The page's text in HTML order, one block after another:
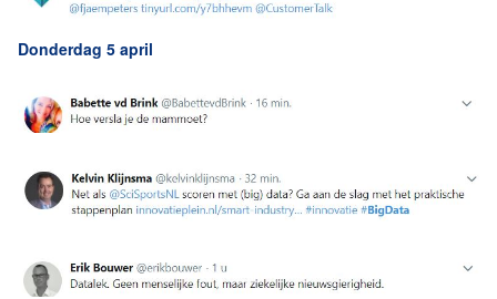
Donderdag 5 april